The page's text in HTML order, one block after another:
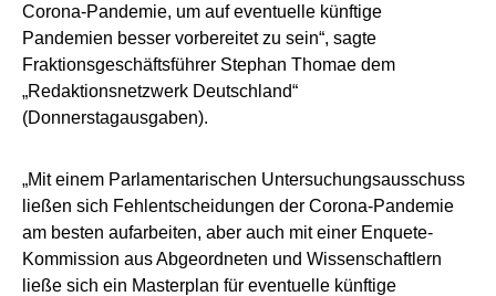
Corona-Pandemie, um auf eventuelle künftige
Pandemien besser vorbereitet zu sein“, sagte
Fraktionsgeschäftsführer Stephan Thomae dem
„Redaktionsnetzwerk Deutschland“
(Donnerstagausgaben).
„Mit einem Parlamentarischen Untersuchungsausschuss
ließen sich Fehlentscheidungen der Corona-Pandemie
am besten aufarbeiten, aber auch mit einer Enquete-
Kommission aus Abgeordneten und Wissenschaftlern
ließe sich ein Masterplan für eventuelle künftige